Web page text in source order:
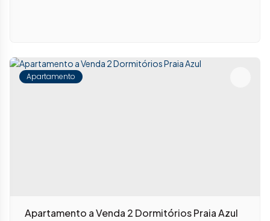
Apartamento
Apartamento a Venda 2 Dormitórios Praia Azul